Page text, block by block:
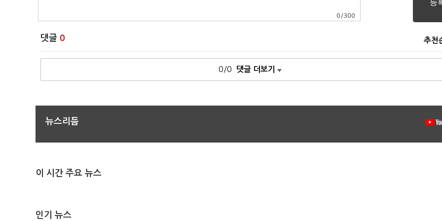
0 /300
댓글 0 추천
0/0 댓글 더보기
뉴스리듬
이 시간 주요 뉴스
인기 뉴스